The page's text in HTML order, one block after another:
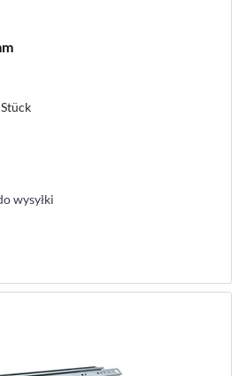
wysyłki